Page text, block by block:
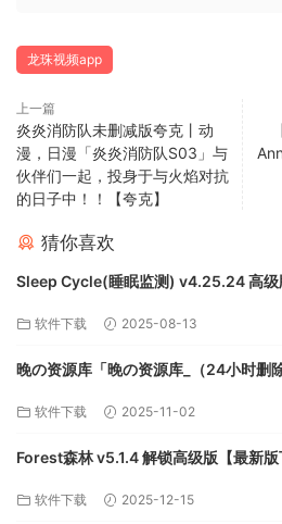
龙珠视频app
上一篇
炎炎消防队未删减版夸克丨动
漫，日漫「炎炎消防队S03」与
伙伴们一起，投身于与火焰对抗
的日子中！！【夸克】
猜你喜欢
Sleep Cycle(睡眠监测) v4.25.24 高级
软件下载 2025-08-13
晚の资源库「晚の资源库_（24小时删
软件下载 2025-11-02
Forest森林 v5.1.4 解锁高级版【最新版
软件下载 2025-12-15